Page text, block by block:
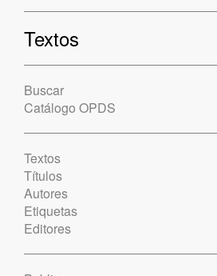
Textos
Buscar
Catálogo OPDS
Textos
Títulos
Autores
Etiquetas
Editores